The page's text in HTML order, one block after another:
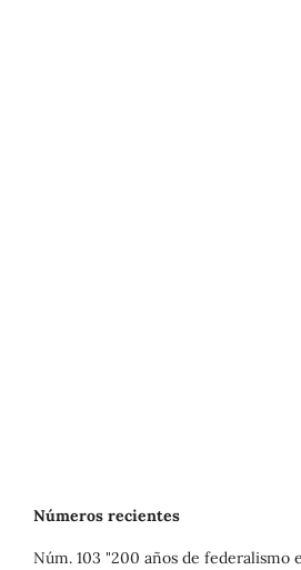
Números recientes
Núm. 103 "200 años de federalismo